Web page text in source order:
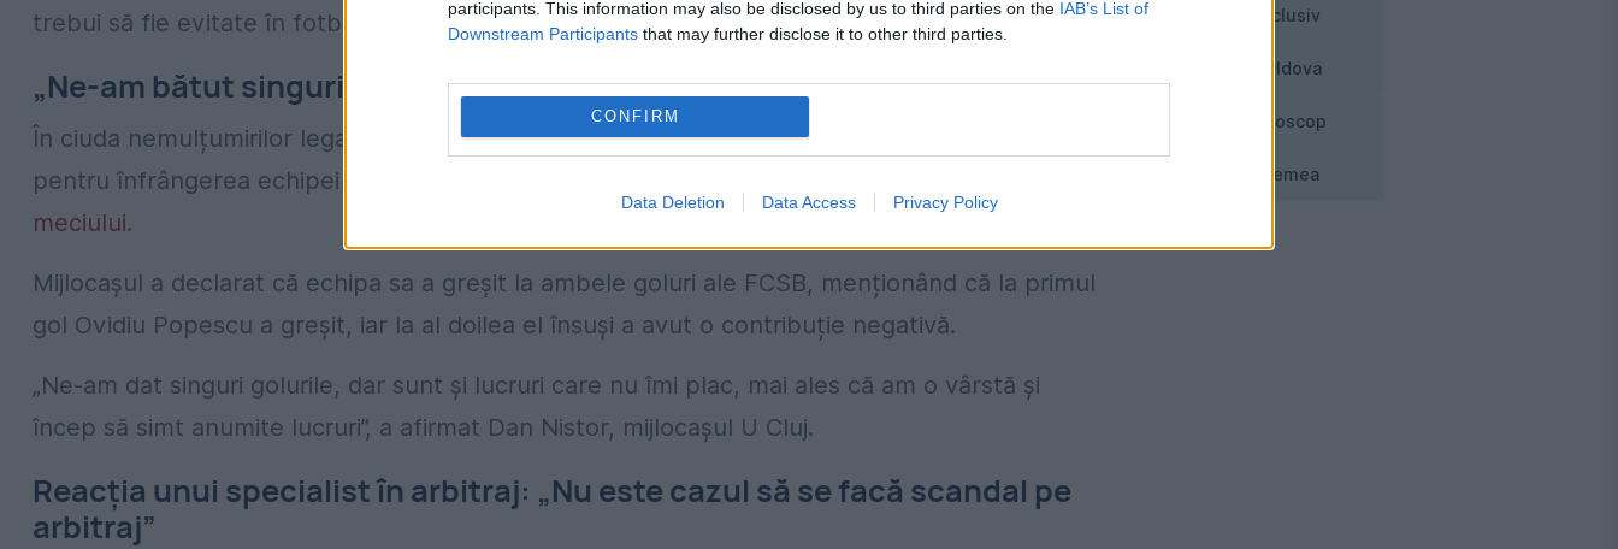
participants. This information may also be disclosed by us to third parties on the IAB’s List of
Downstream Participants that may further disclose it to other third parties.
CONFIRM
Data Deletion Data Access Privacy Policy
trebui să fie evitate în fotbalul românesc.
„Ne-am bătut singuri”. Nistor își asumă greșelile din meciul cu FCSB
În ciuda nemulțumirilor legate de arbitraj, mijlocașul Dan Nistor și-a asumat o parte din vina
pentru înfrângerea echipei sale, recunoscând greșelile personale în momente cheie ale
meciului.
Mijlocașul a declarat că echipa sa a greșit la ambele goluri ale FCSB, menționând că la primul
gol Ovidiu Popescu a greșit, iar la al doilea el însuși a avut o contribuție negativă.
„Ne-am dat singuri golurile, dar sunt și lucruri care nu îmi plac, mai ales că am o vârstă și
încep să simt anumite lucruri”, a afirmat Dan Nistor, mijlocașul U Cluj.
Reacția unui specialist în arbitraj: „Nu este cazul să se facă scandal pe
arbitraj”
Exclusiv
Moldova
Horoscop
Vremea